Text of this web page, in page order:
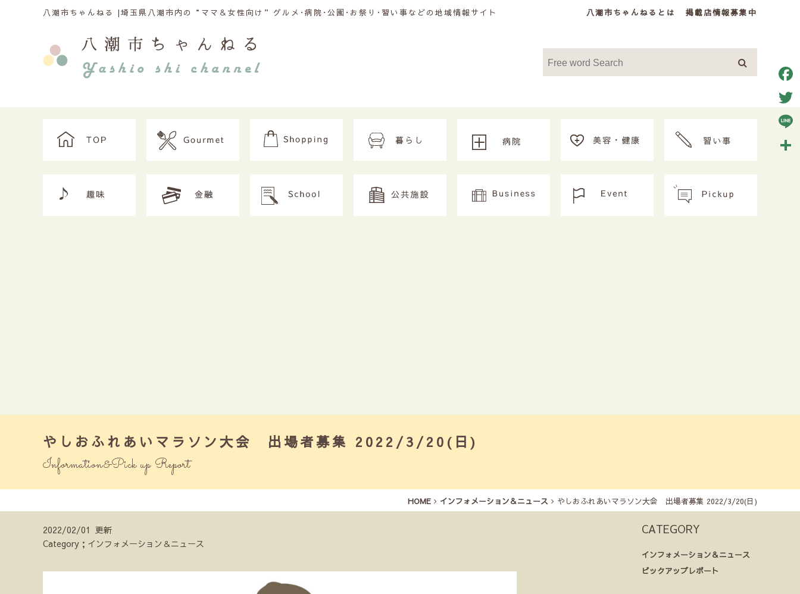
八潮市ちゃんねるとは 掲載店情報募集中
八潮市ちゃんねる |埼玉県八潮市内の“ママ＆女性向け”グルメ･病院･公園･お祭り･習い事などの地域情報サイト
やしおふれあいマラソン大会 出場者募集 2022/3/20(日)
Information&Pick up Report
HOME インフォメーション＆ニュース やしおふれあいマラソン大会 出場者募集 2022/3/20(日)
2022/02/01 更新
Category；インフォメーション＆ニュース
CATEGORY
インフォメーション＆ニュース
ピックアップレポート
Line